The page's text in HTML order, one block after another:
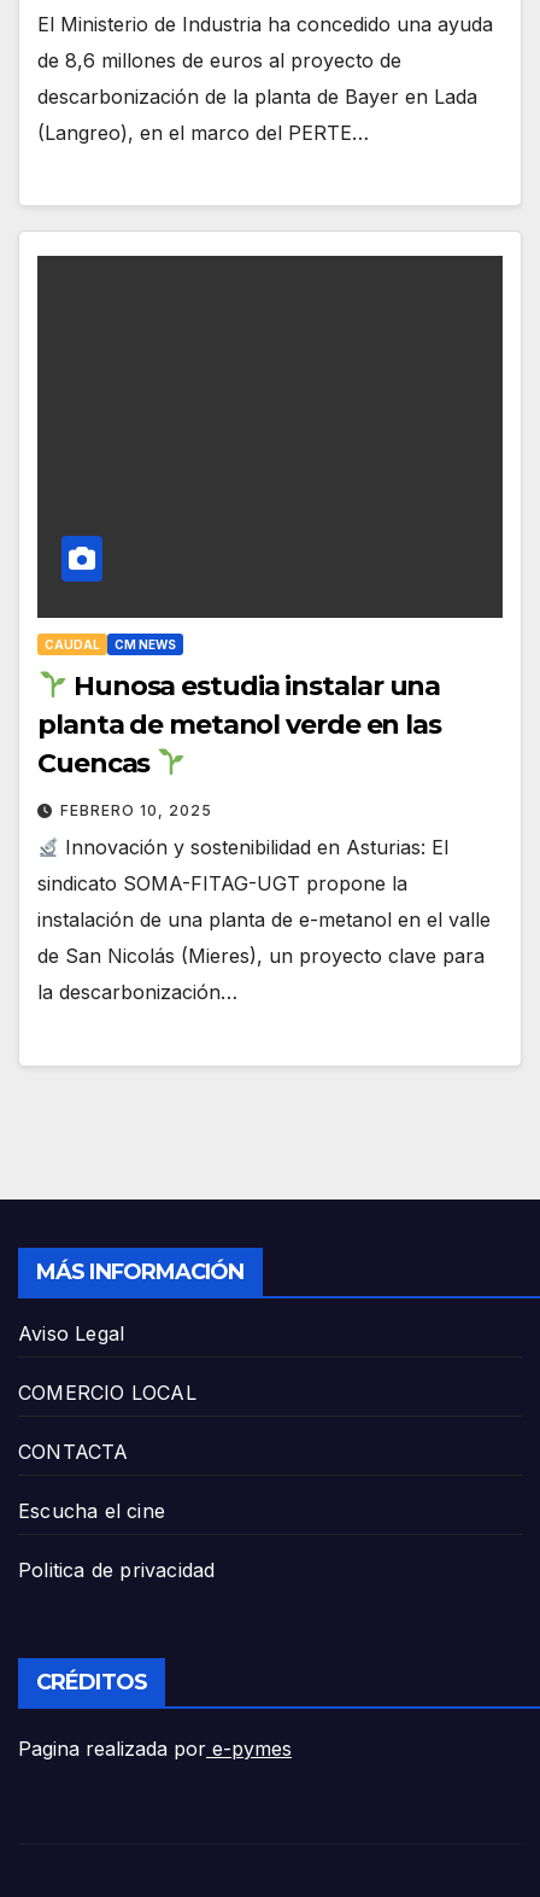
El Ministerio de Industria ha concedido una ayuda
de 8,6 millones de euros al proyecto de
descarbonización de la planta de Bayer en Lada
(Langreo), en el marco del PERTE…
CAUDAL CM NEWS
Hunosa estudia instalar una
planta de metanol verde en las
Cuencas
FEBRERO 10, 2025
Innovación y sostenibilidad en Asturias: El
sindicato SOMA-FITAG-UGT propone la
instalación de una planta de e-metanol en el valle
de San Nicolás (Mieres), un proyecto clave para
la descarbonización…
MÁS INFORMACIÓN
Aviso Legal
COMERCIO LOCAL
CONTACTA
Escucha el cine
Politica de privacidad
CRÉDITOS
Pagina realizada por e-pymes